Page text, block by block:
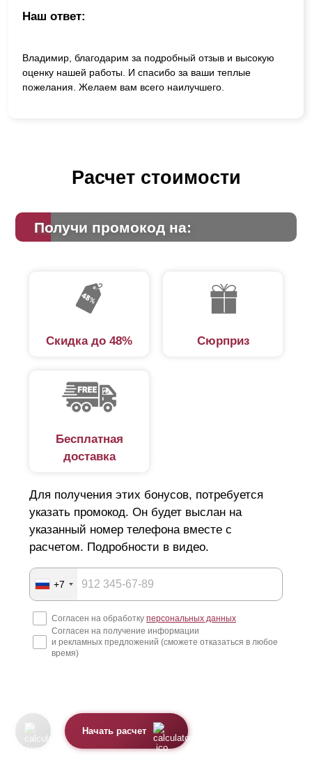
Наш ответ:
Владимир, благодарим за подробный отзыв и высокую
оценку нашей работы. И спасибо за ваши теплые
пожелания. Желаем вам всего наилучшего.
Расчет стоимости
Получи промокод на:
Скидка до 48% Сюрприз
Бесплатная
доставка
Для получения этих бонусов, потребуется
указать промокод. Он будет выслан на
указанный номер телефона вместе с
расчетом. Подробности в видео.
+7
Согласен на обработку персональных данных
Согласен на получение информации
и рекламных предложений (сможете отказаться в любое
время)
Начать расчет